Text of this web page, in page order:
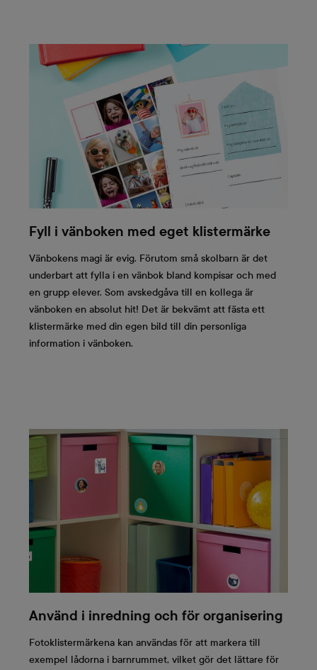
Fyll i vänboken med eget klistermärke
Vänbokens magi är evig. Förutom små skolbarn är det
underbart att fylla i en vänbok bland kompisar och med
en grupp elever. Som avskedgåva till en kollega är
vänboken en absolut hit! Det är bekvämt att fästa ett
klistermärke med din egen bild till din personliga
information i vänboken.
Använd i inredning och för organisering
Fotoklistermärkena kan användas för att markera till
exempel lådorna i barnrummet, vilket gör det lättare för